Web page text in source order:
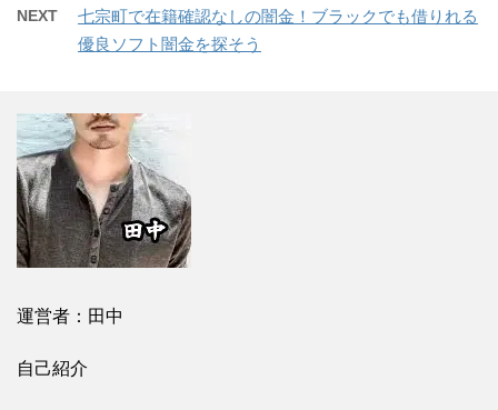
NEXT
七宗町で在籍確認なしの闇金！ブラックでも借りれる
優良ソフト闇金を探そう
運営者：田中
自己紹介